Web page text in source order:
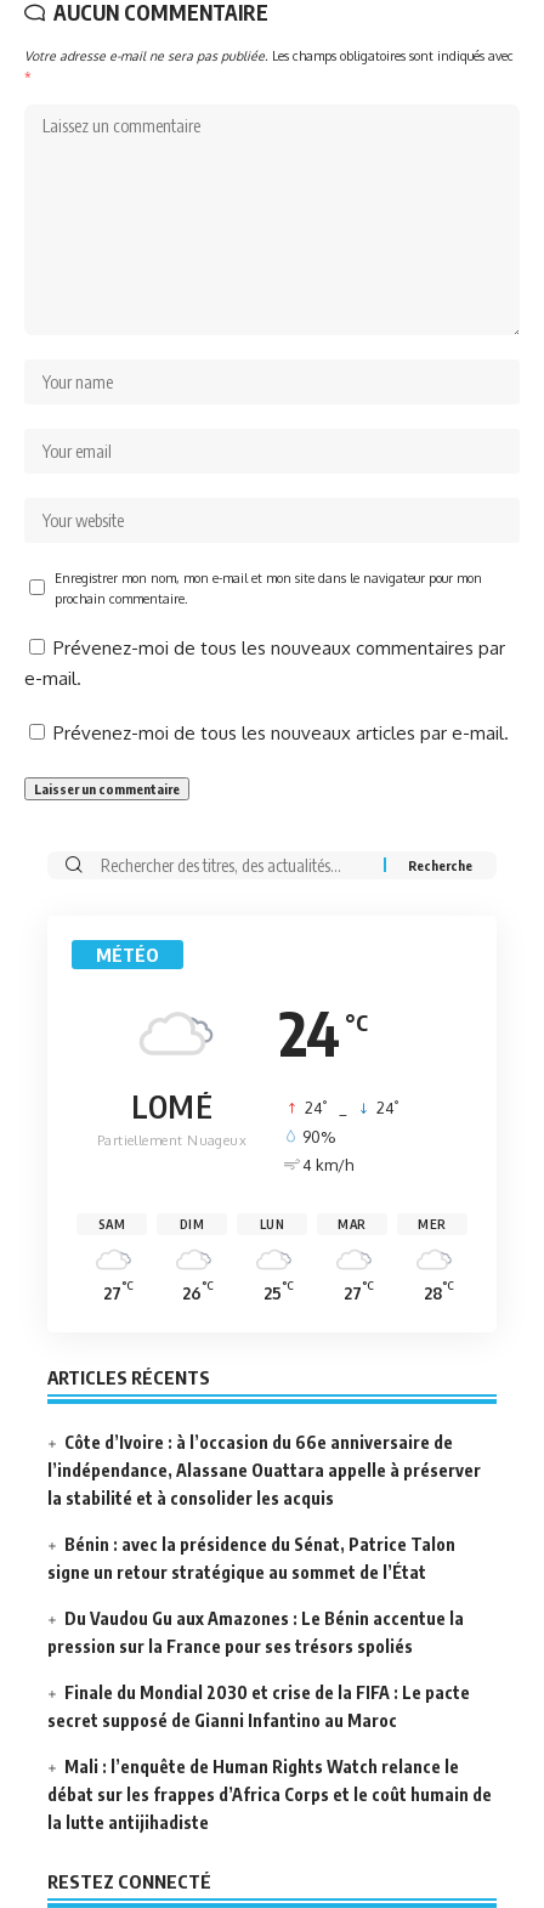
AUCUN COMMENTAIRE
Votre adresse e-mail ne sera pas publiée. Les champs obligatoires sont indiqués avec
*
Enregistrer mon nom, mon e-mail et mon site dans le navigateur pour mon
prochain commentaire.
Prévenez-moi de tous les nouveaux commentaires par
e-mail.
Prévenez-moi de tous les nouveaux articles par e-mail.
Rechercher:
MÉTÉO
24 °C
LOMÉ
Partiellement Nuageux
24° 24°
90%
4 km/h
SAM
27°C
DIM
26°C
LUN
25°C
MAR
27°C
MER
28°C
ARTICLES RÉCENTS
Côte d’Ivoire : à l’occasion du 66e anniversaire de
l’indépendance, Alassane Ouattara appelle à préserver
la stabilité et à consolider les acquis
Bénin : avec la présidence du Sénat, Patrice Talon
signe un retour stratégique au sommet de l’État
Du Vaudou Gu aux Amazones : Le Bénin accentue la
pression sur la France pour ses trésors spoliés
Finale du Mondial 2030 et crise de la FIFA : Le pacte
secret supposé de Gianni Infantino au Maroc
Mali : l’enquête de Human Rights Watch relance le
débat sur les frappes d’Africa Corps et le coût humain de
la lutte antijihadiste
RESTEZ CONNECTÉ